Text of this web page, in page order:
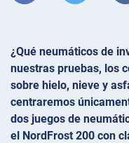
¿Qué neumáticos de
nuestras pruebas, los
sobre hielo, nieve y
centraremos
dos juegos de
el NordFrost 200 con